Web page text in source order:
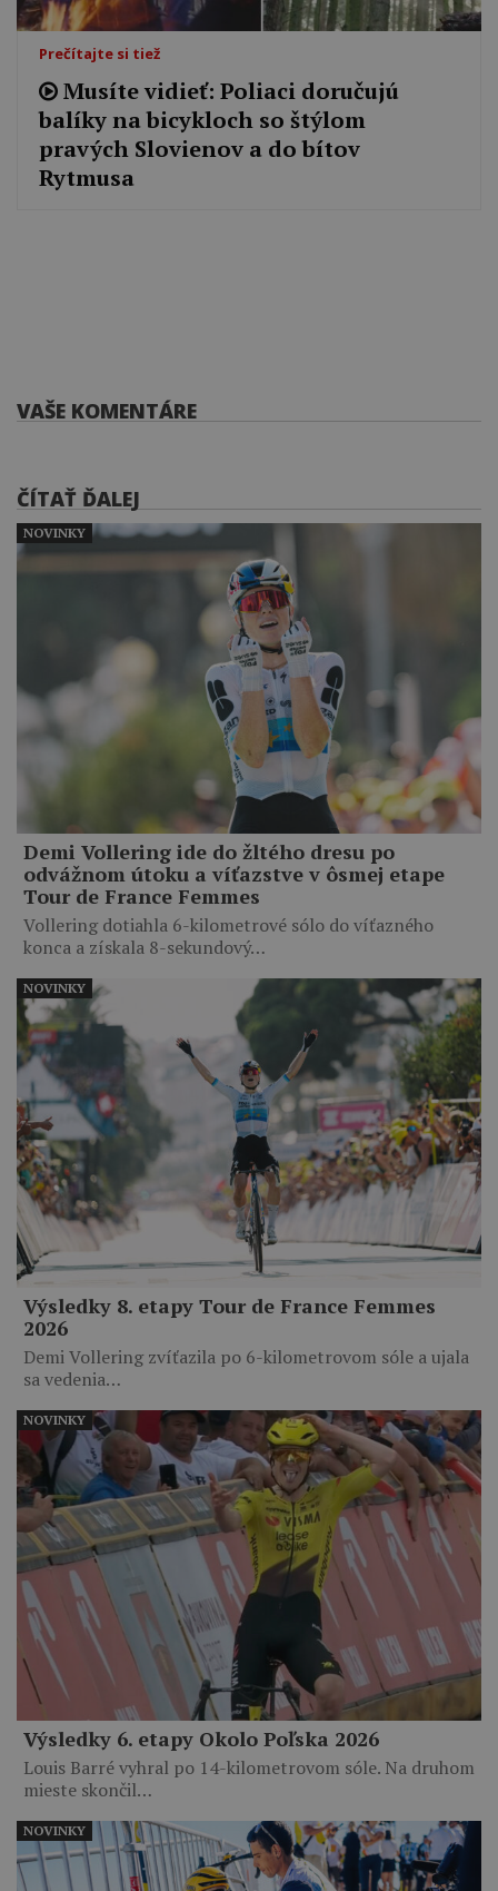
Prečítajte si tiež
Musíte vidieť: Poliaci doručujú
balíky na bicykloch so štýlom
pravých Slovienov a do bítov
Rytmusa
VAŠE KOMENTÁRE
ČÍTAŤ ĎALEJ
Demi Vollering ide do žltého dresu po
odvážnom útoku a víťazstve v ôsmej etape
Tour de France Femmes
Vollering dotiahla 6-kilometrové sólo do víťazného
konca a získala 8-sekundový…
NOVINKY
Výsledky 8. etapy Tour de France Femmes
2026
Demi Vollering zvíťazila po 6-kilometrovom sóle a ujala
sa vedenia…
NOVINKY
Výsledky 6. etapy Okolo Poľska 2026
Louis Barré vyhral po 14-kilometrovom sóle. Na druhom
mieste skončil…
NOVINKY
NOVINKY